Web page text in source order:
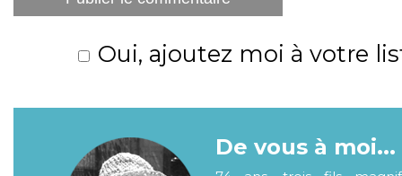
Oui, ajoutez moi à votre
De vous à moi...